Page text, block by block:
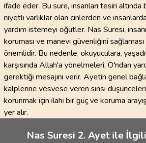
ifade eder. Bu sure, insanları tesiri altında
niyetli varlıklar olan cinlerden ve
yardım istemeyi öğütler. Nas Suresi,
koruması ve manevi güvenliğini sağlaması
önemlidir. Bu nedenle, okuyuculara,
karşısında Allah'a yönelmeleri, O'ndan
gerektiği mesajını verir. Ayetin genel
kalplerine vesvese veren sinsi
korunmak için ilahi bir güç ve koruma
yer alır.
Nas Suresi 2. Ayet ile